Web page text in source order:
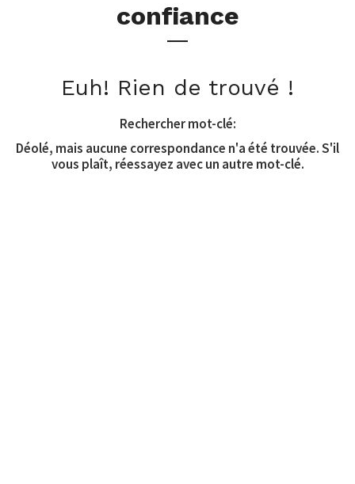
confiance
Euh! Rien de trouvé !
Rechercher mot-clé:
Déolé, mais aucune correspondance n'a été trouvée. S'il
vous plaît, réessayez avec un autre mot-clé.